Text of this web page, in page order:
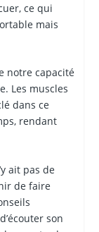
ce qui
mais
notre capacité
Les muscles
dans ce
rendant
ait pas de
de faire
son